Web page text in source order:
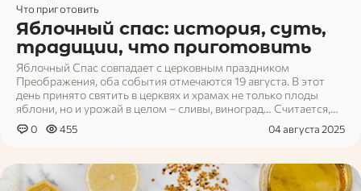
Что приготовить
Яблочный спас: история, суть,
традиции, что приготовить
Яблочный Спас совпадает с церковным праздником
Преображения, оба события отмечаются 19 августа. В этот
день принято святить в церквях и храмах не только плоды
яблони, но и урожай в целом – сливы, виноград… Считается,
что так Божья благодать распространится на все земные
труды и людей, их совершающих.
0 455 04 августа 2025